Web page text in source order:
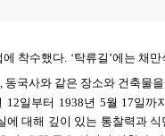
착수했다. ‘탁류길’에는
동국사와 같은 장소와 건축물
12일부터 1938년 5월 17일
에 대해 깊이 있는 통찰력과